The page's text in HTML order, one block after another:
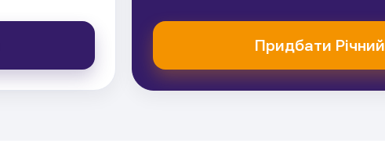
Придбати Річний